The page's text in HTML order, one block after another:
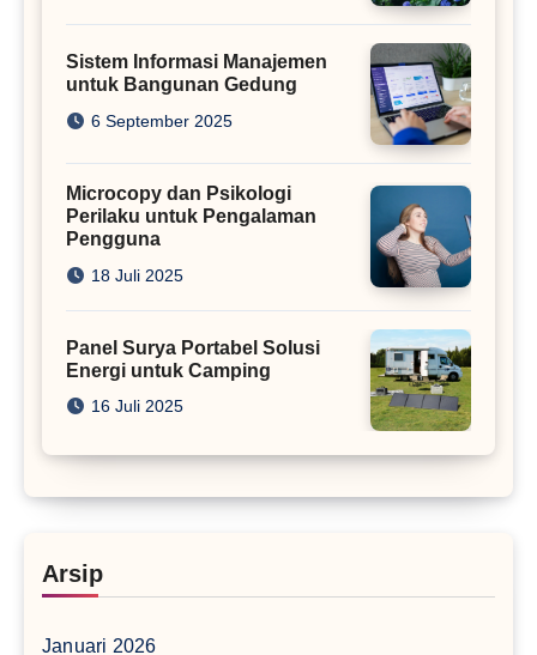
Sistem Informasi Manajemen
untuk Bangunan Gedung
6 September 2025
Microcopy dan Psikologi
Perilaku untuk Pengalaman
Pengguna
18 Juli 2025
Panel Surya Portabel Solusi
Energi untuk Camping
16 Juli 2025
Arsip
Januari 2026